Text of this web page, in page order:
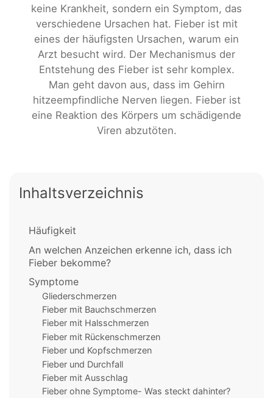
keine Krankheit, sondern ein Symptom, das
verschiedene Ursachen hat. Fieber ist mit
eines der häufigsten Ursachen, warum ein
Arzt besucht wird. Der Mechanismus der
Entstehung des Fieber ist sehr komplex.
Man geht davon aus, dass im Gehirn
hitzeempfindliche Nerven liegen. Fieber ist
eine Reaktion des Körpers um schädigende
Viren abzutöten.
Inhaltsverzeichnis
Häufigkeit
An welchen Anzeichen erkenne ich, dass ich
Fieber bekomme?
Symptome
Gliederschmerzen
Fieber mit Bauchschmerzen
Fieber mit Halsschmerzen
Fieber mit Rückenschmerzen
Fieber und Kopfschmerzen
Fieber und Durchfall
Fieber mit Ausschlag
Fieber ohne Symptome- Was steckt dahinter?